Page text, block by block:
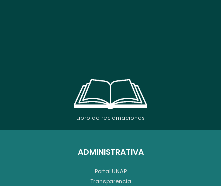
Libro de reclamaciones
ADMINISTRATIVA
Portal UNAP
Transparencia